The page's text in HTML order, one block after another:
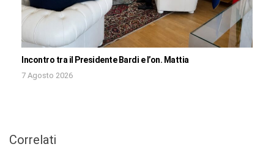
Incontro tra il Presidente Bardi e l’on. Mattia
7 Agosto 2026
Correlati